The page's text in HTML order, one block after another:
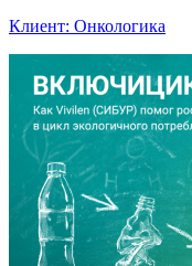
Клиент: Онкологика